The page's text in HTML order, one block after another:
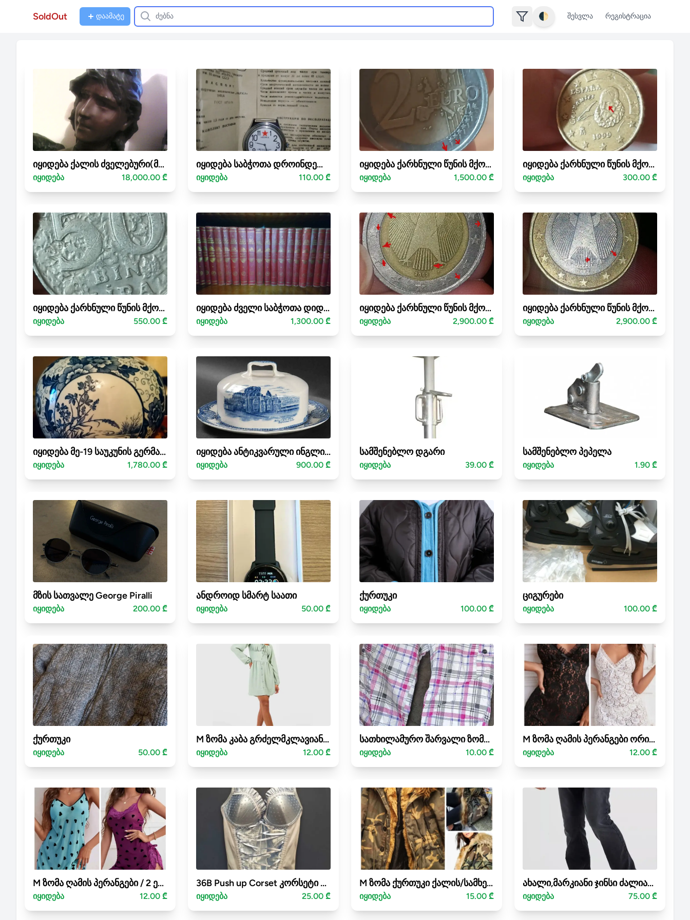
SoldOut დაამატე 🌓 შესვლა რეგისტრაცია
იყიდება ქალის ძველებური(მე-19 საუკუნის) ბიუსტი
იყიდება 18,000.00 ₾
იყიდება საბჭოთა დროინდელი მექანიკური საათები „ჩაიკა“
იყიდება 110.00 ₾
იყიდება ქარხნული წუნის მქონე მონეტა(mint error coin)-2 ევრო
იყიდება 1,500.00 ₾
იყიდება ქარხნული წუნის მქონე მონეტა- 10 ევრო ცენტი
იყიდება 300.00 ₾
იყიდება ქარხნული წუნის მქონე მონეტა-თურქული ლირა
იყიდება 550.00 ₾
იყიდება ძველი საბჭოთა დიდი ენციკლოპედია.პირველი გამოშვება(1926-1947წლები)
იყიდება 1,300.00 ₾
იყიდება ქარხნული წუნის მქონე მონეტა (mint error coin) -2ევრო
იყიდება 2,900.00 ₾
იყიდება ქარხნული წუნის მქონე მონეტა(mint error coin)-1ევრო
იყიდება 2,900.00 ₾
იყიდება მე-19 საუკუნის გერმანული Royal Bonn-Tokio Series ლარნაკი
იყიდება 1,780.00 ₾
იყიდება ანტიკვარული ინგლისური ხელნაკეთი სერვიზი JOHNSON BROS-OLD BRITAIN CASTLES
იყიდება 900.00 ₾
სამშენებლო დგარი
იყიდება 39.00 ₾
სამშენებლო პეპელა
იყიდება 1.90 ₾
მზის სათვალე George Piralli
იყიდება 200.00 ₾
ანდროიდ სმარტ საათი
იყიდება 50.00 ₾
ქურთუკი
იყიდება 100.00 ₾
ციგურები
იყიდება 100.00 ₾
ქურთუკი
იყიდება 50.00 ₾
M ზომა კაბა გრძელმკლავიანი / color mint
იყიდება 12.00 ₾
სათხილამურო შარვალი ზომა M (ქალის) შლაქსი Mountain Peak
იყიდება 10.00 ₾
M ზომა ღამის პერანგები ორივე ერთად 12 ლარად
იყიდება 12.00 ₾
M ზომა ღამის პერანგები / 2 ერთად 12 ლარად
იყიდება 12.00 ₾
36B Push up Corset კორსეტი ფუშ აფი / ზომა 36B
იყიდება 25.00 ₾
M ზომა ქურთუკი ქალის/სამხედრო " კურტკა "
იყიდება 15.00 ₾
ახალი,მარკიანი ჯინსი ძალიან მაღალი მამაკაცისთვის W36 L36
იყიდება 75.00 ₾